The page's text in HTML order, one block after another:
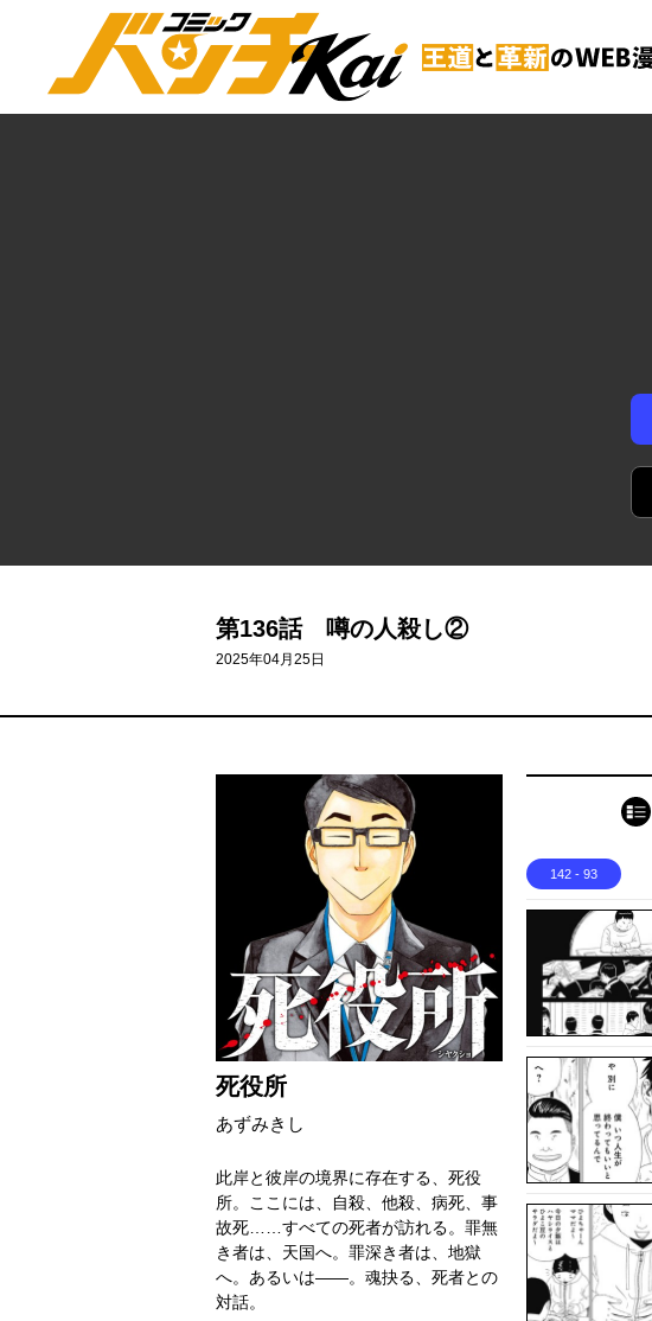
第136話 噂の人殺し②
2025年04月25日
死役所
あずみきし
此岸と彼岸の境界に存在する、死役
所。ここには、自殺、他殺、病死、事
故死……すべての死者が訪れる。罪無
き者は、天国へ。罪深き者は、地獄
へ。あるいは――。魂抉る、死者との
対話。
142 - 93